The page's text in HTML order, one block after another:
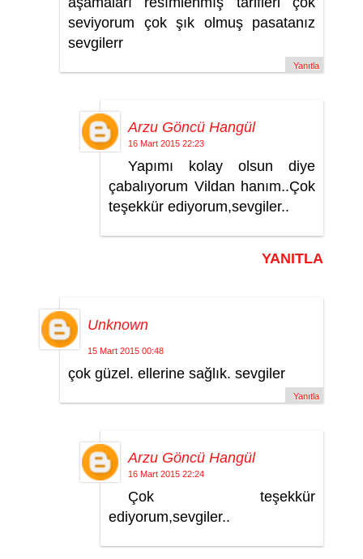
seviyorum çok şık olmuş pasatanız
sevgilerr
Yanıtla
Arzu Göncü Hangül
16 Mart 2015 22:23
Yapımı kolay olsun diye
çabalıyorum Vildan hanım..Çok
teşekkür ediyorum,sevgiler..
YANITLA
Unknown
15 Mart 2015 00:48
çok güzel. ellerine sağlık. sevgiler
Yanıtla
Arzu Göncü Hangül
16 Mart 2015 22:24
Çok teşekkür
ediyorum,sevgiler..